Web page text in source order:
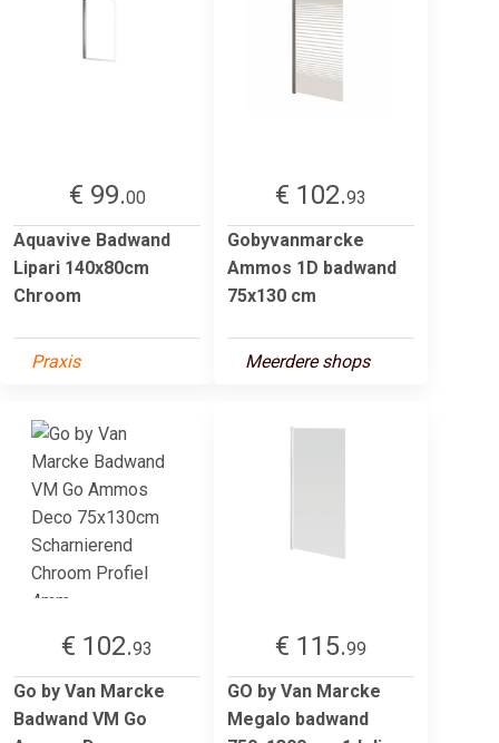
€ 99.00
Aquavive Badwand
Lipari 140x80cm
Chroom
Praxis
€ 102.93
Gobyvanmarcke
Ammos 1D badwand
75x130 cm
Meerdere shops
€ 102.93
Go by Van Marcke
Badwand VM Go
€ 115.99
GO by Van Marcke
Megalo badwand